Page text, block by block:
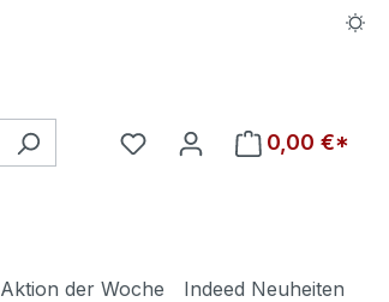
Du hast 0 Produkte auf
0,00 €*
Aktion der Woche
Indeed Neuheiten